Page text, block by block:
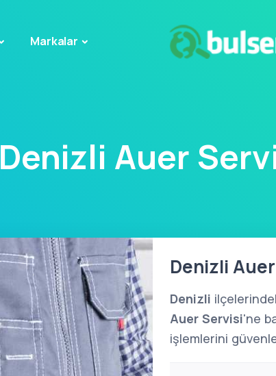
Markalar
Denizli Auer
Denizli
Denizli
Auer Servisi'ne
işlemlerini